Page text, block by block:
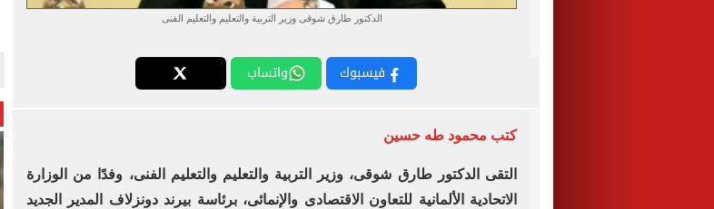
الدكتور طارق شوقى وزير التربية والتعليم والتعليم الفنى
فيسبوك واتساب
كتب محمود طه حسين
التقى الدكتور طارق شوقى، وزير التربية والتعليم والتعليم الفنى، وفدًا من الوزارة
الاتحادية الألمانية للتعاون الاقتصادى والإنمائى، برئاسة بيرند دونزلاف المدير الجديد